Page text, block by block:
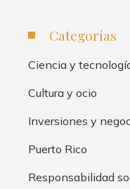
Categorías
Ciencia y
Cultura y ocio
Inversiones y
Puerto Rico
Responsabilidad